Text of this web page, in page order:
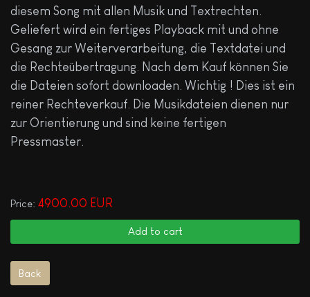
diesem Song mit allen Musik und Textrechten.
Geliefert wird ein fertiges Playback mit und ohne
Gesang zur Weiterverarbeitung, die Textdatei und
die Rechteübertragung. Nach dem Kauf können Sie
die Dateien sofort downloaden. Wichtig ! Dies ist ein
reiner Rechteverkauf. Die Musikdateien dienen nur
zur Orientierung und sind keine fertigen
Pressmaster.
Price: 4900.00 EUR